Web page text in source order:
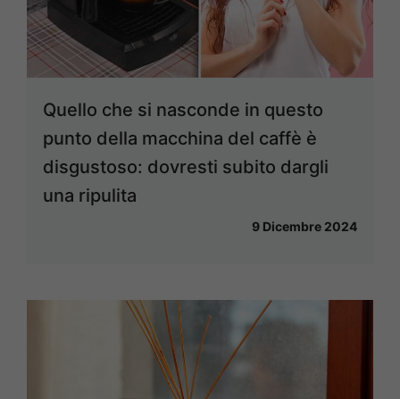
Quello che si nasconde in questo
punto della macchina del caffè è
disgustoso: dovresti subito dargli
una ripulita
9 Dicembre 2024